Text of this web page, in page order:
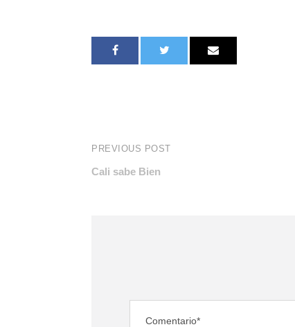
PREVIOUS POST
Cali sabe Bien